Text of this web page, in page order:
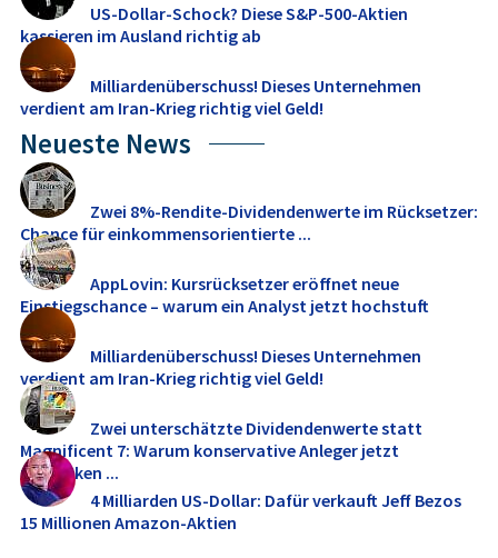
US-Dollar-Schock? Diese S&P-500-Aktien
kassieren im Ausland richtig ab
Milliardenüberschuss! Dieses Unternehmen
verdient am Iran-Krieg richtig viel Geld!
Neueste News
Zwei 8%-Rendite-Dividendenwerte im Rücksetzer:
Chance für einkommensorientierte ...
AppLovin: Kursrücksetzer eröffnet neue
Einstiegschance – warum ein Analyst jetzt hochstuft
Milliardenüberschuss! Dieses Unternehmen
verdient am Iran-Krieg richtig viel Geld!
Zwei unterschätzte Dividendenwerte statt
Magnificent 7: Warum konservative Anleger jetzt
umdenken ...
4 Milliarden US-Dollar: Dafür verkauft Jeff Bezos
15 Millionen Amazon-Aktien